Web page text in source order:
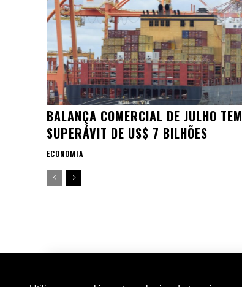
BALANÇA COMERCIAL DE JULHO TEM
SUPERÁVIT DE US$ 7 BILHÕES
ECONOMIA